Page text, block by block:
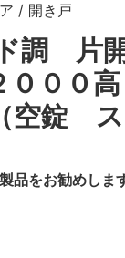
/ 開き戸
調 片
００
空錠
をお勧めします